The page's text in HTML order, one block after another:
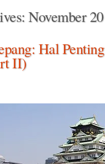
November
Hal
II)